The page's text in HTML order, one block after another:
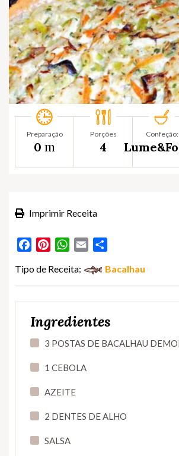
Preparação
0 m
Porções
4
Confeção:
Imprimir Receita
FacebookPinterestWhatsApp
Email
Tipo de Receita: Bacalhau
Ingredientes
3 POSTAS DE BACALHAU
1 CEBOLA
AZEITE
2 DENTES DE ALHO
SALSA